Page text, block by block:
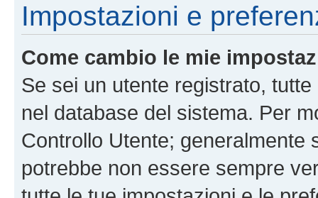
Impostazioni e
Come cambio le mie
Se sei un utente registrato,
nel database del sistema. Per
Controllo Utente; generalmente
potrebbe non essere sempre